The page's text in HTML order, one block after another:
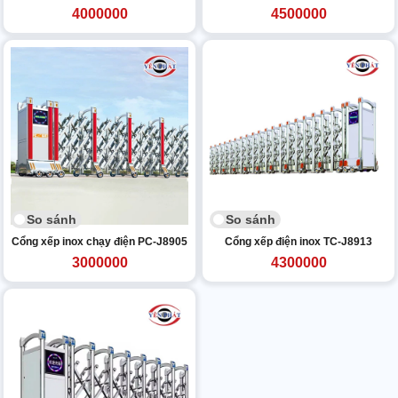
4000000 4500000
So sánh
Cổng xếp inox chạy điện PC-J8905
3000000
So sánh
Cổng xếp điện inox TC-J8913
4300000